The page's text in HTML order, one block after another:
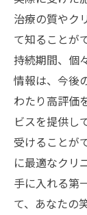
効
自
方
福
た
記
記
記
む
治療の質やク
て知ることが
持続期間、個
情報は、今後
わたり高評価
ビスを提供し
受けることが
に最適なクリ
手に入れる第
て、あなたの